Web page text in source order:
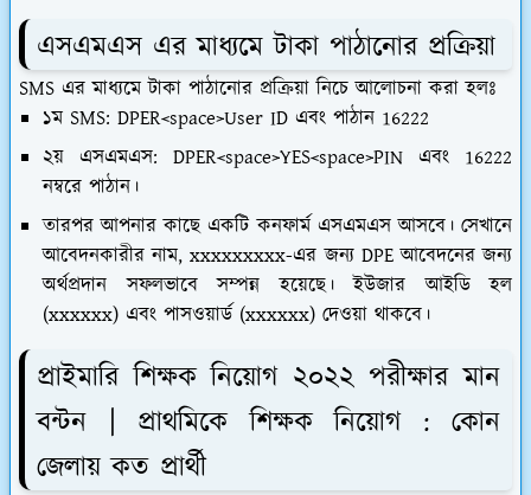
এসএমএস এর মাধ্যমে টাকা পাঠানোর প্রক্রিয়া
SMS এর মাধ্যমে টাকা পাঠানোর প্রক্রিয়া নিচে আলোচনা করা হলঃ
১ম SMS: DPER<space>User ID এবং পাঠান 16222
২য় এসএমএস: DPER<space>YES<space>PIN এবং 16222
নম্বরে পাঠান।
তারপর আপনার কাছে একটি কনফার্ম এসএমএস আসবে। সেখানে
আবেদনকারীর নাম, xxxxxxxxx-এর জন্য DPE আবেদনের জন্য
অর্থপ্রদান সফলভাবে সম্পন্ন হয়েছে। ইউজার আইডি হল
(xxxxxx) এবং পাসওয়ার্ড (xxxxxx) দেওয়া থাকবে।
প্রাইমারি শিক্ষক নিয়োগ ২০২২ পরীক্ষার মান
বন্টন | প্রাথমিকে শিক্ষক নিয়োগ : কোন
জেলায় কত প্রার্থী